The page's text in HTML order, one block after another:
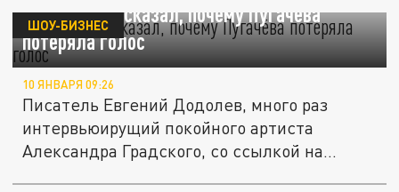
Додолев рассказал, почему Пугачёва
потеряла голос
ШОУ-БИЗНЕС
10 ЯНВАРЯ 09:26
Писатель Евгений Додолев, много раз
интервьюирущий покойного артиста
Александра Градского, со ссылкой на